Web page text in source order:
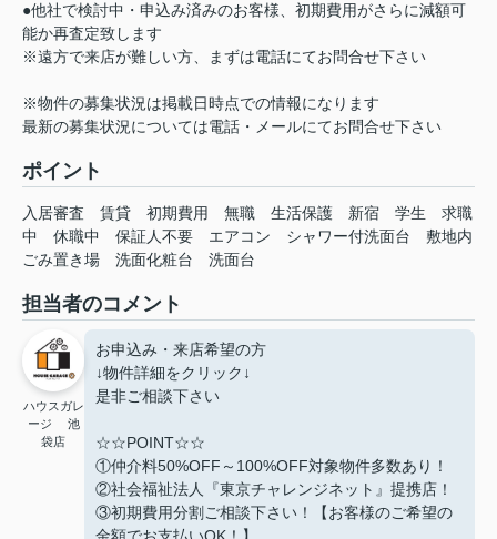
●他社で検討中・申込み済みのお客様、初期費用がさらに減額可
能か再査定致します
※遠方で来店が難しい方、まずは電話にてお問合せ下さい
※物件の募集状況は掲載日時点での情報になります
最新の募集状況については電話・メールにてお問合せ下さい
ポイント
入居審査 賃貸 初期費用 無職 生活保護 新宿 学生
求職
中
休職中 保証人不要 エアコン シャワー付洗面台
敷地内
ごみ置き場
洗面化粧台 洗面台
担当者のコメント
ハウスガレ
ージ 池
袋店
お申込み・来店希望の方
↓物件詳細をクリック↓
是非ご相談下さい
☆☆POINT☆☆
①仲介料50%OFF～100%OFF対象物件多数あり！
②社会福祉法人『東京チャレンジネット』提携店！
③初期費用分割ご相談下さい！【お客様のご希望の